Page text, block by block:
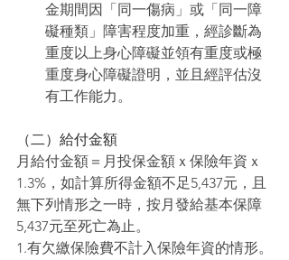
金期間因「同一傷病」或「同一障
礙種類」障害程度加重，經診斷為
重度以上身心障礙並領有重度或極
重度身心障礙證明，並且經評估沒
有工作能力。
（二）給付金額
月給付金額＝月投保金額ｘ保險年資ｘ
1.3%，如計算所得金額不足5,437元，且
無下列情形之一時，按月發給基本保障
5,437元至死亡為止。
1.有欠繳保險費不計入保險年資的情形。